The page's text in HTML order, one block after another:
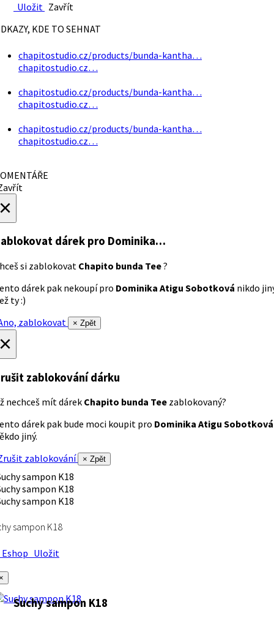
Uložit Zavřít
KDE TO SEHNAT
chapitostudio.cz/products/bunda-kantha…
chapitostudio.cz…
chapitostudio.cz/products/bunda-kantha…
chapitostudio.cz…
chapitostudio.cz/products/bunda-kantha…
chapitostudio.cz…
dárek pro Dominika…
si zablokovat Chapito bunda Tee?
dárek pak nekoupí pro Dominika Atigu Sobotková nikdo
ty :)
zablokovat
× Zpět
zablokování dárku
nechceš mít dárek Chapito bunda Tee zablokovaný?
dárek pak bude moci koupit pro Dominika Atigu Sobotková
jiný.
zablokování
× Zpět
sampon K18
Uložit
Suchy sampon K18